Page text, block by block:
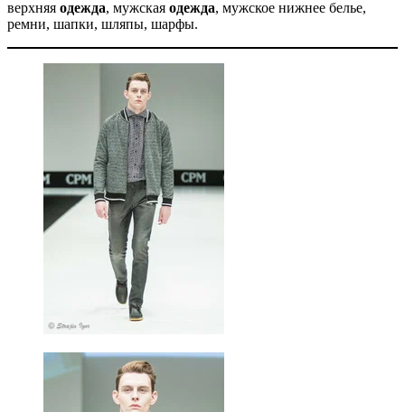
верхняя одежда, мужская одежда, мужское нижнее белье,
ремни, шапки, шляпы, шарфы.